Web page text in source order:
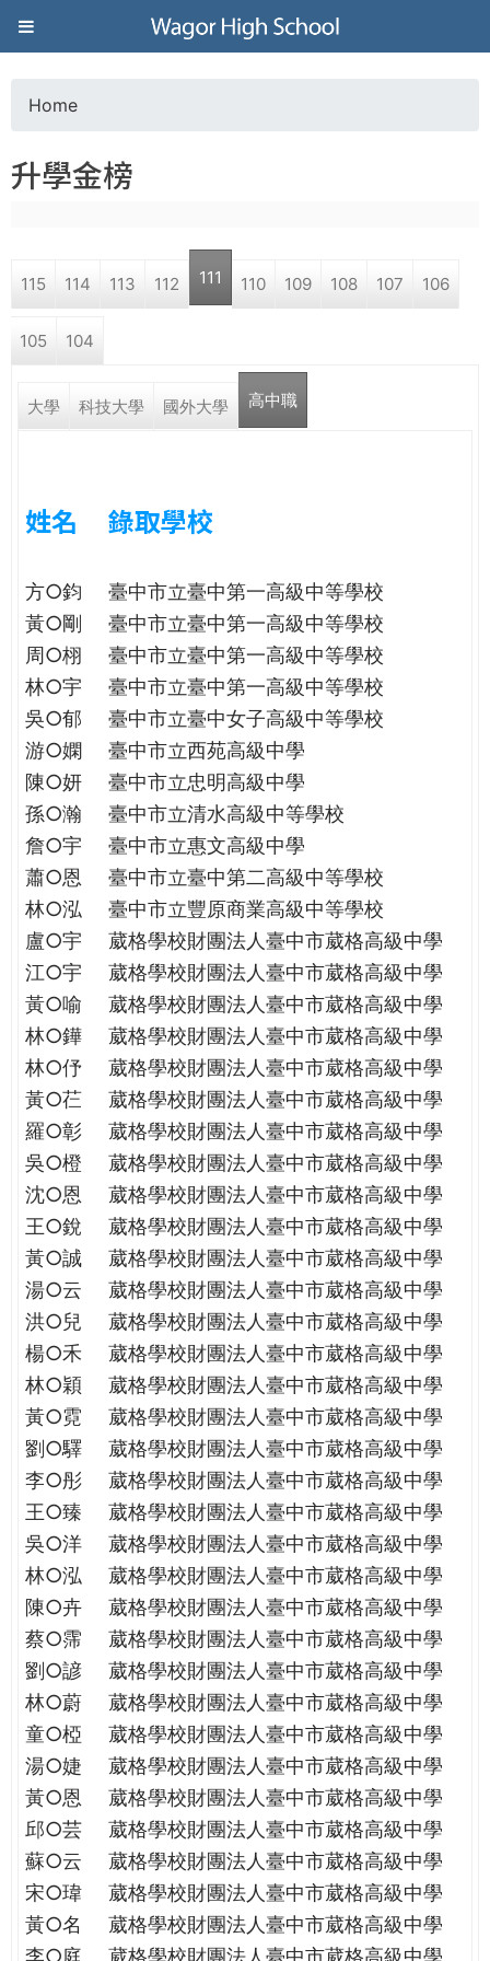
Jump to navigation
葳
格
高
學
民。
WAGOR
TODAY
THE
WORLD
TOMORROW
PUTTING
YOU
THE
PATH
GLOBAL
CITIZENSHIP
o
a
r
e
e
e
Home
升學金榜
115 114 113 112 111 110 109 108 107 106
105 104
大學 科技大學 國外大學 高中職
姓名 錄取學校
方○鈞
臺中市立臺中第一高級中等學校
黃○剛
臺中市立臺中第一高級中等學校
周○栩
臺中市立臺中第一高級中等學校
林○宇
臺中市立臺中第一高級中等學校
吳○郁
臺中市立臺中女子高級中等學校
游○嫻
臺中市立西苑高級中學
陳○妍
臺中市立忠明高級中學
孫○瀚
臺中市立清水高級中等學校
詹○宇
臺中市立惠文高級中學
蕭○恩
臺中市立臺中第二高級中等學校
林○泓
臺中市立豐原商業高級中等學校
盧○宇
葳格學校財團法人臺中市葳格高級中學
江○宇
葳格學校財團法人臺中市葳格高級中學
黃○喻
葳格學校財團法人臺中市葳格高級中學
林○鏵
葳格學校財團法人臺中市葳格高級中學
林○伃
葳格學校財團法人臺中市葳格高級中學
黃○芢
葳格學校財團法人臺中市葳格高級中學
羅○彰
葳格學校財團法人臺中市葳格高級中學
吳○橙
葳格學校財團法人臺中市葳格高級中學
沈○恩
葳格學校財團法人臺中市葳格高級中學
王○銳
葳格學校財團法人臺中市葳格高級中學
黃○誠
葳格學校財團法人臺中市葳格高級中學
湯○云
葳格學校財團法人臺中市葳格高級中學
洪○兒
葳格學校財團法人臺中市葳格高級中學
楊○禾
葳格學校財團法人臺中市葳格高級中學
林○穎
葳格學校財團法人臺中市葳格高級中學
黃○霓
葳格學校財團法人臺中市葳格高級中學
劉○驛
葳格學校財團法人臺中市葳格高級中學
李○彤
葳格學校財團法人臺中市葳格高級中學
王○臻
葳格學校財團法人臺中市葳格高級中學
吳○洋
葳格學校財團法人臺中市葳格高級中學
林○泓
葳格學校財團法人臺中市葳格高級中學
陳○卉
葳格學校財團法人臺中市葳格高級中學
蔡○霈
葳格學校財團法人臺中市葳格高級中學
劉○諺
葳格學校財團法人臺中市葳格高級中學
林○蔚
葳格學校財團法人臺中市葳格高級中學
童○椏
葳格學校財團法人臺中市葳格高級中學
湯○婕
葳格學校財團法人臺中市葳格高級中學
黃○恩
葳格學校財團法人臺中市葳格高級中學
邱○芸
葳格學校財團法人臺中市葳格高級中學
蘇○云
葳格學校財團法人臺中市葳格高級中學
宋○瑋
葳格學校財團法人臺中市葳格高級中學
黃○名
葳格學校財團法人臺中市葳格高級中學
李○庭
葳格學校財團法人臺中市葳格高級中學